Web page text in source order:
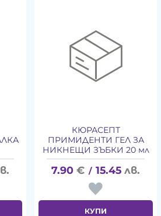
КЮРАСЕПТ
ПРИМИДЕНТИ ГЕЛ ЗА
НИКНЕЩИ ЗЪБКИ 20 мл
7.90 € / 15.45 лв.
КУПИ